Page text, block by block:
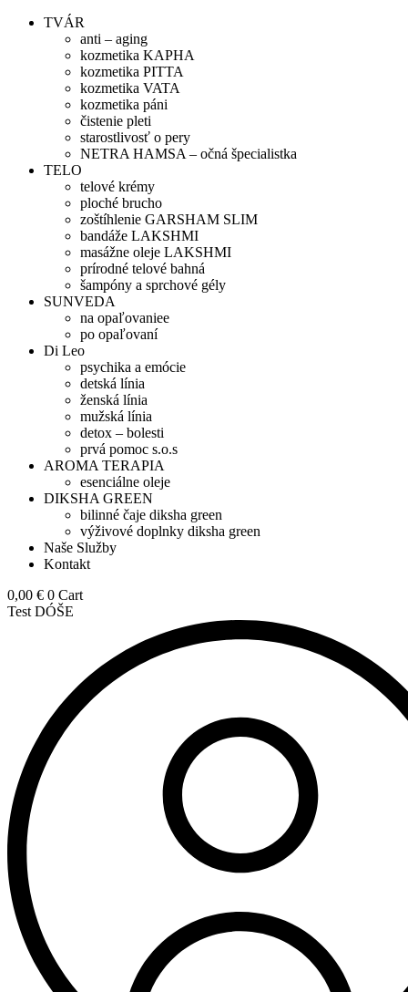
TVÁR
anti – aging
kozmetika KAPHA
kozmetika PITTA
kozmetika VATA
kozmetika páni
čistenie pleti
starostlivosť o pery
NETRA HAMSA – očná špecialistka
TELO
telové krémy
ploché brucho
zoštíhlenie GARSHAM SLIM
bandáže LAKSHMI
masážne oleje LAKSHMI
prírodné telové bahná
šampóny a sprchové gély
SUNVEDA
na opaľovaniee
po opaľovaní
Di Leo
psychika a emócie
detská línia
ženská línia
mužská línia
detox – bolesti
prvá pomoc s.o.s
AROMA TERAPIA
esenciálne oleje
DIKSHA GREEN
bilinné čaje diksha green
výživové doplnky diksha green
Naše Služby
Kontakt
0,00 € 0 Cart
Test DÓŠE